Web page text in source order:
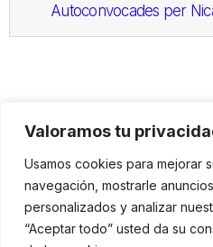
Valoramos tu
Usamos cookies para mejorar
navegación, mostrarle
personalizados y analizar
“Aceptar todo” usted da su
Autoconvocades per
C. Avinyó 44, 2n | 08002
119 03 72|institut@idhc.org
© Institut de Drets